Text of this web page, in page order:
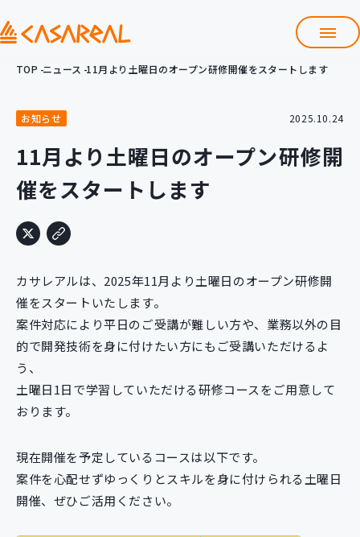
会社情報
サービス
プロダクト開発支援
クラウド導入支援 Git導入支援
システム構築支援
研修サービス
定型コース
カスタマイズコース 教材購入
新規開発サービス
パッケージ開発
導入事例
イベント・セミナー
ニュース
TOP ニュース 11月より土曜日のオープン研修開催をスタートします
お知らせ 2025.10.24
11月より土曜日のオープン研修開
催をスタートします
カサレアルは、2025年11月より土曜日のオープン研修開
催をスタートいたします。
案件対応により平日のご受講が難しい方や、業務以外の目
的で開発技術を身に付けたい方にもご受講いただけるよ
う、
土曜日1日で学習していただける研修コースをご用意して
おります。
現在開催を予定しているコースは以下です。
案件を心配せずゆっくりとスキルを身に付けられる土曜日
開催、ぜひご活用ください。